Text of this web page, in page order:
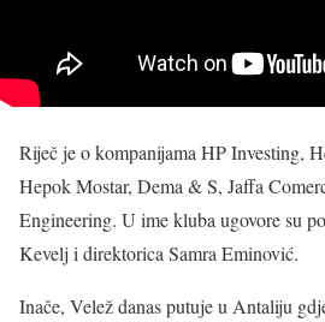
Riječ je o kompanijama HP Investing,
Hepok Mostar, Dema & S, Jaffa
Engineering. U ime kluba ugovore su
Kevelj i direktorica Samra Eminović.
Inače, Velež danas putuje u Antaliju